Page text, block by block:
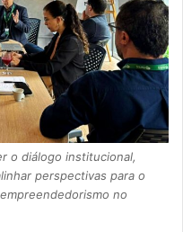
o diálogo institucional,
perspectivas para o
no